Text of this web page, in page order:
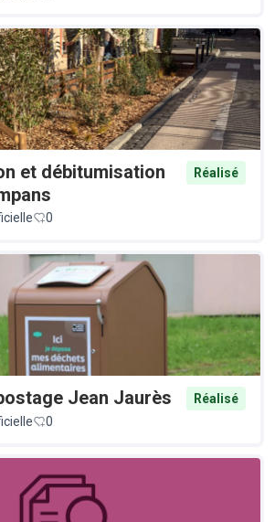
et débitumisation
Réalisé
0
Jean Jaurès
Réalisé
0